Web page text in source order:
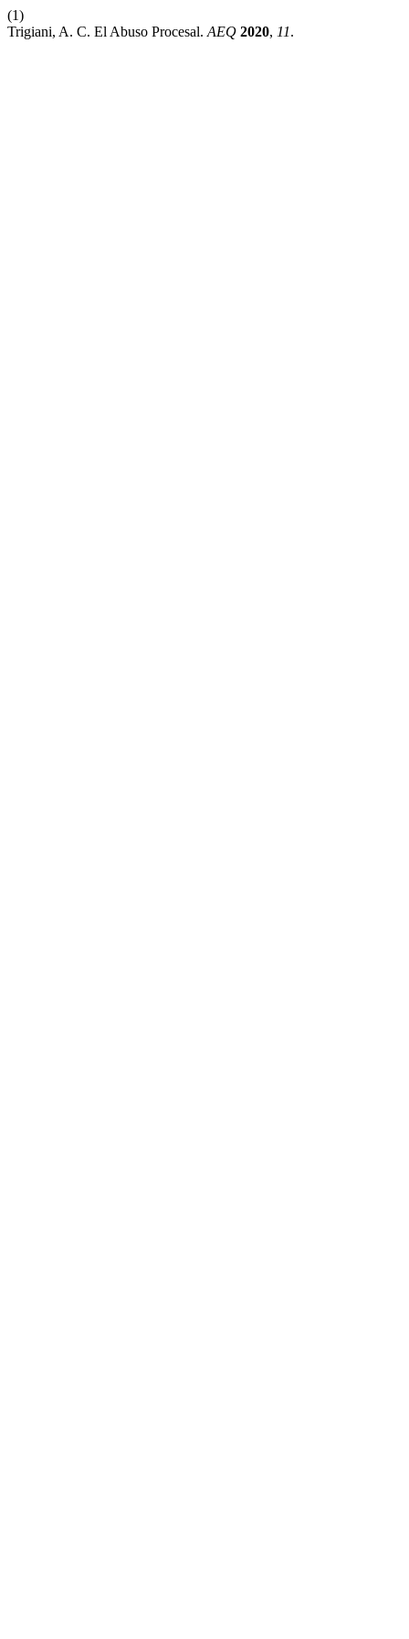
(1)
Trigiani, A. C. El Abuso Procesal. AEQ 2020, 11.